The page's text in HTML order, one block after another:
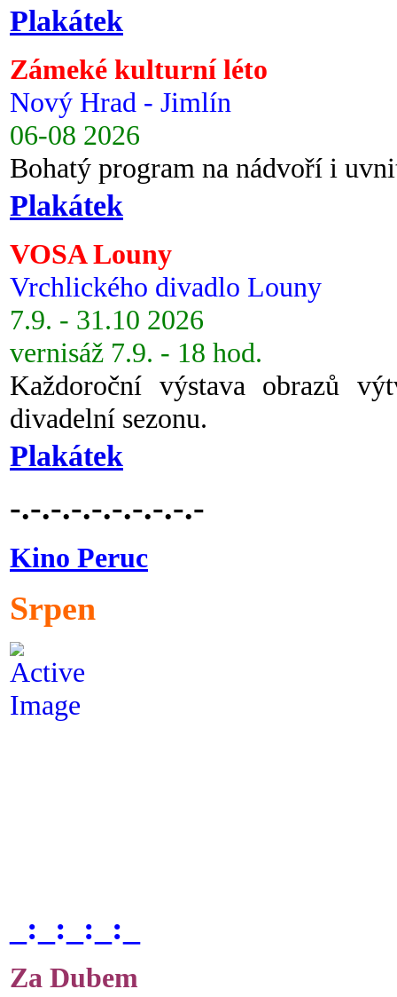
Plakátek
Zámeké kulturní léto
Nový Hrad - Jimlín
06-08 2026
Bohatý program na nádvoří i
Plakátek
VOSA Louny
Vrchlického divadlo Louny
7.9. - 31.10 2026
vernisáž 7.9. - 18 hod.
Každoroční výstava obrazů
divadelní sezonu.
Plakátek
-.-.-.-.-.-.-.-.-.-
Kino Peruc
Srpen
_:_:_:_:_
Za Dubem